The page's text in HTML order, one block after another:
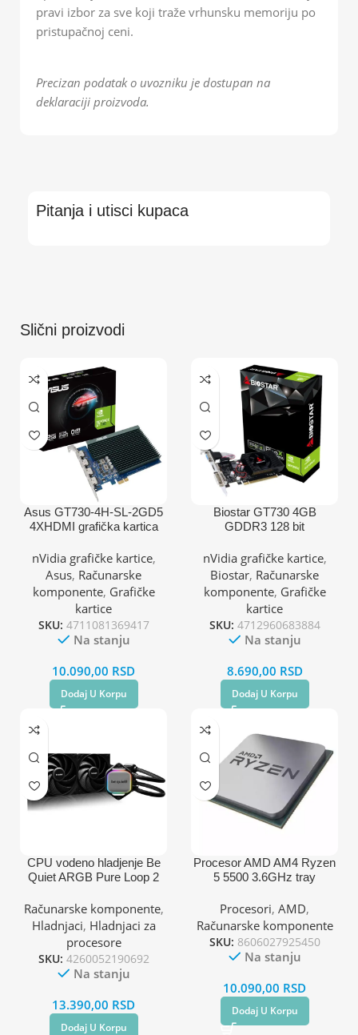
pravi izbor za sve koji traže vrhunsku memoriju po
pristupačnoj ceni.
Precizan podatak o uvozniku je dostupan na
deklaraciji proizvoda.
Pitanja i utisci kupaca
Slični proizvodi
Asus GT730-4H-SL-2GD5
4XHDMI grafička kartica
nVidia grafičke kartice,
Asus, Računarske
komponente, Grafičke
kartice
SKU: 4711081369417
Na stanju
10.090,00 RSD
Dodaj U Korpu
Biostar GT730 4GB
GDDR3 128 bit
kartica
nVidia grafičke kartice,
Biostar, Računarske
komponente, Grafičke
kartice
SKU: 4712960683884
Na stanju
8.690,00 RSD
Dodaj U Korpu
CPU vodeno hladjenje Be
Quiet ARGB Pure Loop 2
(AM4,AM3,1151,1150,1155,
1200,1700)
Računarske komponente,
Hladnjaci, Hladnjaci za
procesore
SKU: 4260052190692
Na stanju
13.390,00 RSD
Dodaj U Korpu
Procesor AMD AM4 Ryzen
5 5500 3.6GHz tray
Procesori, AMD,
Računarske komponente
SKU: 8606027925450
Na stanju
10.090,00 RSD
Dodaj U Korpu